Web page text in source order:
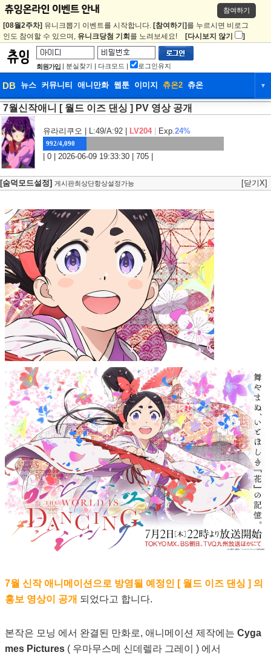
참여하기
[08월2주차] 유니크뽑기 이벤트를 시작합니다. [참여하기] 를 누르시면 비로그
인도 참여할 수 있으며, 유니크당첨 기회 를 노려보세요! [다시보지 않기 ]
회원가입 | 분실찾기 | 다크모드 | 로그인유지
DB 뉴스 커뮤니티 애니만화 웹툰 이미지 츄온2 츄온 ▼
DB 뉴스 커뮤니티
웹툰 이미지 츄온2
7월신작애니 [ 월드 이즈 댄싱 ] PV 영상 공개
유라리쿠오 | L:49/A:92 | LV204 Exp.24%
992/4,090
| 0 | 2026-06-09 19:33:30 | 705 |
[숨덕모드설정] 게시판최상단항상설정가능 [닫기X]
7월 신작 애니메이션으로 방영될 예정인 [ 월드 이즈 댄싱 ] 의
홍보 영상이 공개 되었다고 합니다.
본작은 모닝 에서 완결된 만화로, 애니메이션 제작에는 Cyga
mes Pictures( 우마무스메 신데렐라 그레이 ) 에서